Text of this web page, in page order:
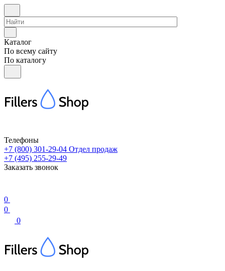
Каталог
По всему сайту
По каталогу
Телефоны
+7 (800) 301-29-04 Отдел продаж
+7 (495) 255-29-49
Заказать звонок
0
0
0